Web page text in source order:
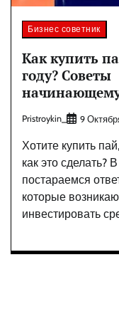
Бизнес советник
Как купить
году? Советы
начинающему
Pristroykin_ 9
Хотите купить
как это сделать?
постараемся
которые
инвестировать